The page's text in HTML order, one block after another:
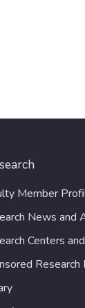
Member
News and
Centers
Research